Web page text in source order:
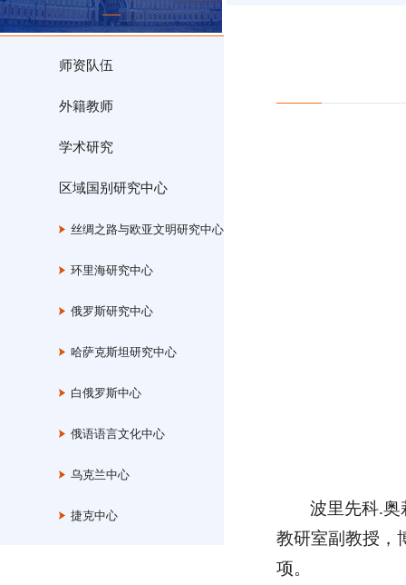
师资队伍
外籍教师
学术研究
区域国别研究中心
丝绸之路与欧亚文明研究中心
环里海研究中心
俄罗斯研究中心
哈萨克斯坦研究中心
白俄罗斯中心
俄语语言文化中心
乌克兰中心
捷克中心
波里先科.
教研室副教授，
项。